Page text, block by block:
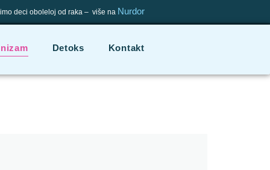
deci oboleloj od raka – više na Nurdor
Detoks Kontakt